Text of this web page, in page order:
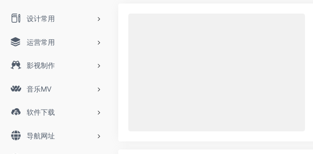
设计常用
运营常用
影视制作
音乐MV
软件下载
导航网址